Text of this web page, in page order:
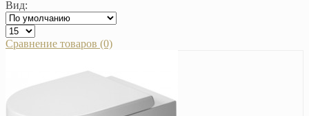
Вид:
Сравнение товаров (0)